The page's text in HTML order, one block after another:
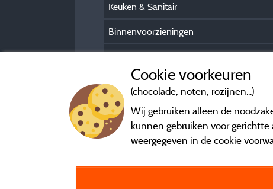
Keuken & Sanitair
Binnenvoorzieningen
Cookie voorkeuren
(chocolade, noten, rozijnen...)
Wij gebruiken alleen de
kunnen gebruiken voor gerichtte
weergegeven in de cookie